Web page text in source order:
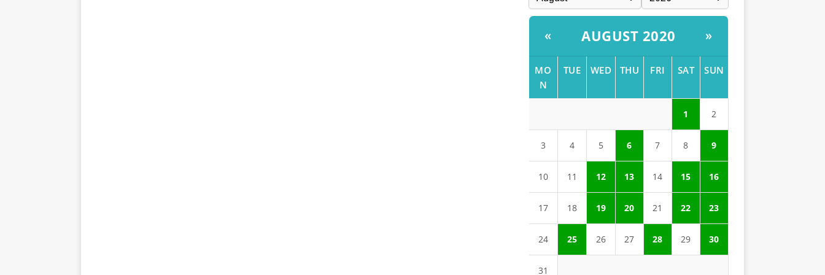
« AUGUST 2020 »
MO
N
TUE WED THU FRI SAT SUN
1 2
3 4 5 6 7 8 9
10 11 12 13 14 15 16
17 18 19 20 21 22 23
24 25 26 27 28 29 30
31